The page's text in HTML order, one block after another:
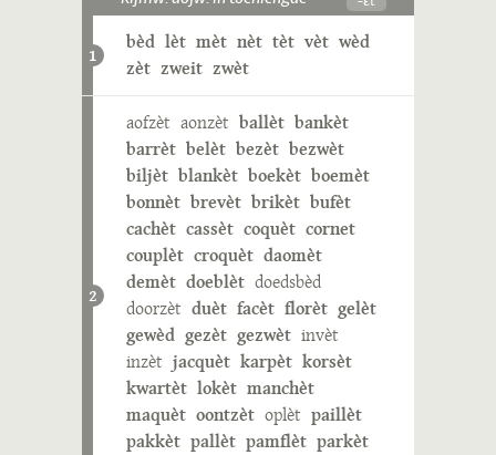
1
bèd lèt mèt nèt tèt vèt wèd
zèt zweit zwèt
2
aofzèt aonzèt ballèt bankèt
barrèt belèt bezèt bezwèt
biljèt blankèt boekèt boemèt
bonnèt brevèt brikèt bufèt
cachèt cassèt coquèt cornet
couplèt croquèt daomèt
demèt doeblèt doedsbèd
doorzèt duèt facèt florèt gelèt
gewèd gezèt gezwèt invèt
inzèt jacquèt karpèt korsèt
kwartèt lokèt manchèt
maquèt oontzèt oplèt paillèt
pakkèt pallèt pamflèt parkèt